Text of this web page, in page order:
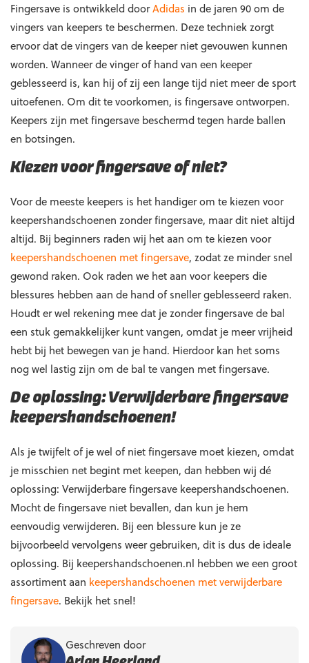
Fingersave is ontwikkeld doorAdidas in de jaren 90 om de
vingers van keepers te beschermen. Deze techniek zorgt
ervoor dat de vingers van de keeper niet gevouwen kunnen
worden. Wanneer de vinger of hand van een keeper
geblesseerd is, kan hij of zij een lange tijd niet meer de sport
uitoefenen. Om dit te voorkomen, is fingersave ontworpen.
Keepers zijn met fingersave beschermd tegen harde ballen
en botsingen.
Kiezen voor fingersave of niet?
Voor de meeste keepers is het handiger om te kiezen voor
keepershandschoenen zonder fingersave, maar dit niet altijd
altijd. Bij beginners raden wij het aan om te kiezen voor
keepershandschoenen met fingersave, zodat ze minder snel
gewond raken. Ook raden we het aan voor keepers die
blessures hebben aan de hand of sneller geblesseerd raken.
Houdt er wel rekening mee dat je zonder fingersave de bal
een stuk gemakkelijker kunt vangen, omdat je meer vrijheid
hebt bij het bewegen van je hand. Hierdoor kan het soms
nog wel lastig zijn om de bal te vangen met fingersave.
De oplossing: Verwijderbare fingersave
keepershandschoenen!
Als je twijfelt of je wel of niet fingersave moet kiezen, omdat
je misschien net begint met keepen, dan hebben wij dé
oplossing: Verwijderbare fingersave keepershandschoenen.
Mocht de fingersave niet bevallen, dan kun je hem
eenvoudig verwijderen. Bij een blessure kun je ze
bijvoorbeeld vervolgens weer gebruiken, dit is dus de ideale
oplossing. Bij keepershandschoenen.nl hebben we een groot
assortiment aan keepershandschoenen met verwijderbare
fingersave. Bekijk het snel!
Geschreven door